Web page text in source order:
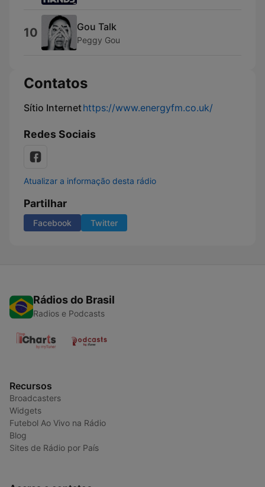
10 Gou Talk
Peggy Gou
Contatos
Sítio Internethttps://www.energyfm.co.uk/
Redes Sociais
Atualizar a informação desta rádio
Partilhar
Facebook Twitter
Rádios do Brasil
Radios e Podcasts
Recursos
Broadcasters
Widgets
Futebol Ao Vivo na Rádio
Blog
Sites de Rádio por País